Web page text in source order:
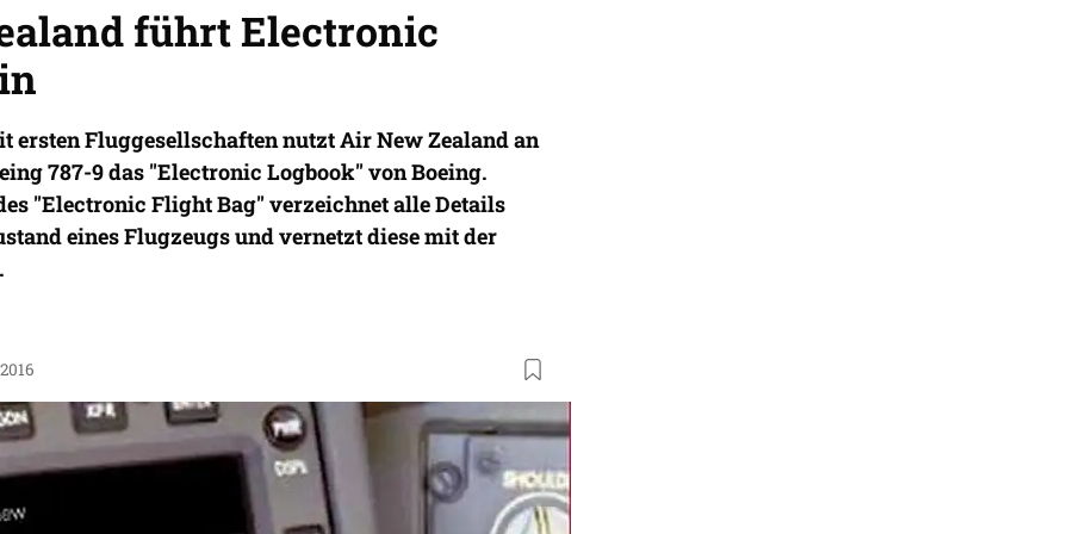
führt Electronic
ersten Fluggesellschaften nutzt Air New Zealand an
787-9 das "Electronic Logbook" von Boeing.
"Electronic Flight Bag" verzeichnet alle Details
eines Flugzeugs und vernetzt diese mit der